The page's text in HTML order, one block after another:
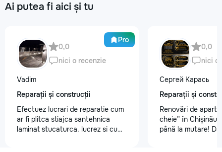
Ai putea fi aici și tu
Pro
0,0
nici o recenzie
Vadim
Reparații și construcții
Efectuez lucrari de reparatie cum
ar fi plitca stiajca santehnica
laminat stucaturca. lucrez si cu
0,0
nici o
Сергей Карась
Reparații și
Renovări de
cheie” în Chișinău
până la mutare!